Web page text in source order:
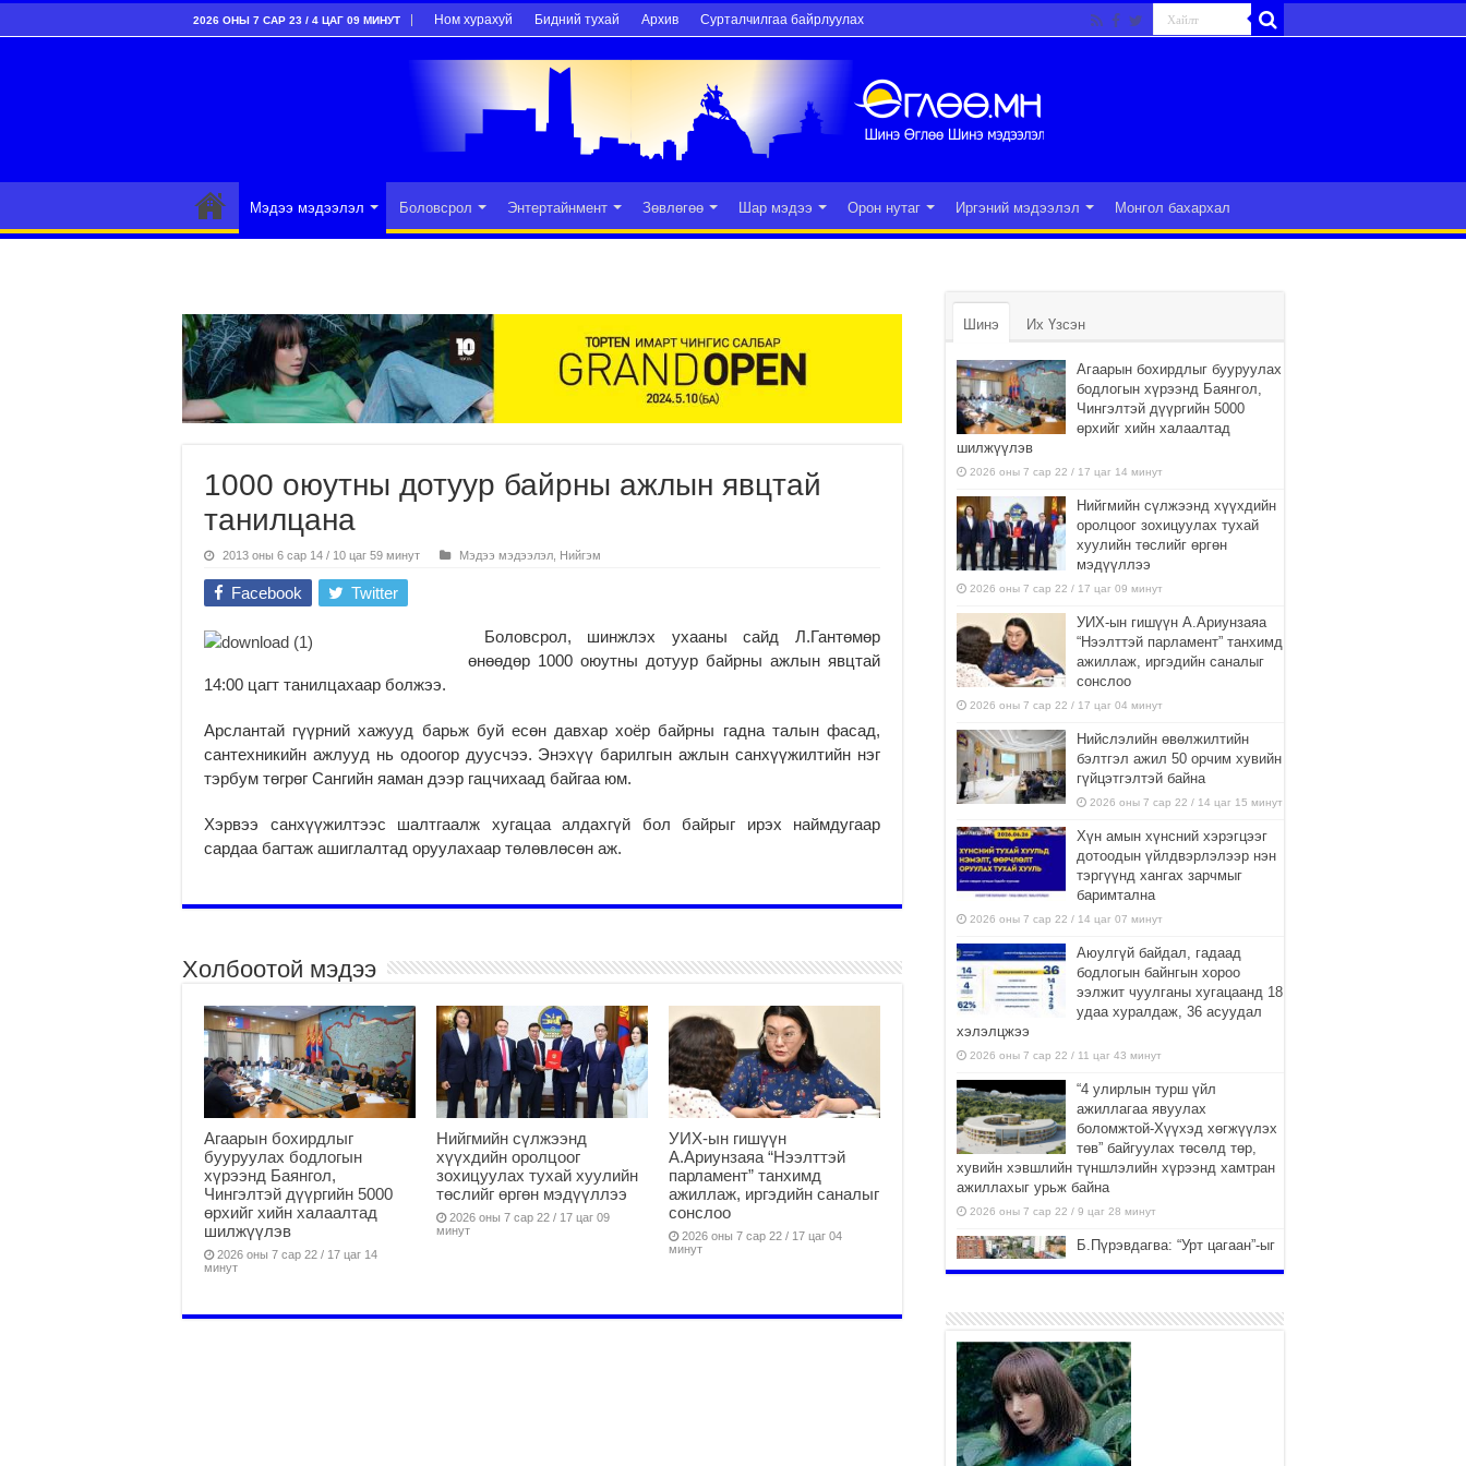
2026 ОНЫ 7 САР 23 / 4 ЦАГ 09 МИНУТ Ном хурахуй Бидний тухай Архив Сурталчилгаа байрлуулах
Мэдээ мэдээлэл Боловсрол Энтертайнмент Зөвлөгөө Шар мэдээ Орон нутаг Иргэний мэдээлэл Монгол бахархал
1000 оюутны дотуур байрны ажлын явцтай
танилцана
2013 оны 6 сар 14 / 10 цаг 59 минут Мэдээ мэдээлэл Нийгэм
Facebook Twitter
Боловсрол, шинжлэх ухааны сайд Л.Гантөмөр
өнөөдөр 1000 оюутны дотуур байрны ажлын явцтай
14:00 цагт танилцахаар болжээ.
Арслантай гүүрний хажууд барьж буй есөн давхар хоёр байрны гадна талын фасад,
сантехникийн ажлууд нь одоогор дуусчээ. Энэхүү барилгын ажлын санхүүжилтийн нэг
тэрбум төгрөг Сангийн яаман дээр гацчихаад байгаа юм.
Хэрвээ санхүүжилтээс шалтгаалж хугацаа алдахгүй бол байрыг ирэх наймдугаар
сардаа багтаж ашиглалтад оруулахаар төлөвлөсөн аж.
Холбоотой мэдээ
Агаарын бохирдлыг
бууруулах бодлогын
хүрээнд Баянгол,
Чингэлтэй дүүргийн 5000
өрхийг хийн халаалтад
шилжүүлэв
2026 оны 7 сар 22 / 17 цаг 14
минут
Нийгмийн сүлжээнд
хүүхдийн оролцоог
зохицуулах тухай хуулийн
төслийг өргөн мэдүүллээ
2026 оны 7 сар 22 / 17 цаг 09
минут
УИХ-ын гишүүн
А.Ариунзаяа “Нээлттэй
парламент” танхимд
ажиллаж, иргэдийн саналыг
сонслоо
2026 оны 7 сар 22 / 17 цаг 04
минут
Шинэ Их Үзсэн
Агаарын бохирдлыг бууруулах
бодлогын хүрээнд Баянгол,
Чингэлтэй дүүргийн 5000
өрхийг хийн халаалтад
шилжүүлэв
2026 оны 7 сар 22 / 17 цаг 14 минут
Нийгмийн сүлжээнд хүүхдийн
оролцоог зохицуулах тухай
хуулийн төслийг өргөн
мэдүүллээ
2026 оны 7 сар 22 / 17 цаг 09 минут
УИХ-ын гишүүн А.Ариунзаяа
“Нээлттэй парламент” танхимд
ажиллаж, иргэдийн саналыг
сонслоо
2026 оны 7 сар 22 / 17 цаг 04 минут
Нийслэлийн өвөлжилтийн
бэлтгэл ажил 50 орчим хувийн
гүйцэтгэлтэй байна
2026 оны 7 сар 22 / 14 цаг 15 минут
Хүн амын хүнсний хэрэгцээг
дотоодын үйлдвэрлэлээр нэн
тэргүүнд хангах зарчмыг
баримтална
2026 оны 7 сар 22 / 14 цаг 07 минут
Аюулгүй байдал, гадаад
бодлогын байнгын хороо
ээлжит чуулганы хугацаанд 18
удаа хуралдаж, 36 асуудал
хэлэлцжээ
2026 оны 7 сар 22 / 11 цаг 43 минут
“4 улирлын турш үйл
ажиллагаа явуулах
боломжтой-Хүүхэд хөгжүүлэх
төв” байгуулах төсөлд төр,
хувийн хэвшлийн түншлэлийн хүрээнд хамтран
ажиллахыг урьж байна
2026 оны 7 сар 22 / 9 цаг 28 минут
Б.Пүрэвдагва: “Урт цагаан”-ыг
2026 оны 7 сар 21 / 16 цаг 47 минут
Тусгай замын автобус /BRT/
төслийн удирдах хорооны
ээлжит хуралдаан боллоо
2026 оны 7 сар 21 / 16 цаг 43 минут
Ерөнхий сайд Н.Учрал БНХАУ-